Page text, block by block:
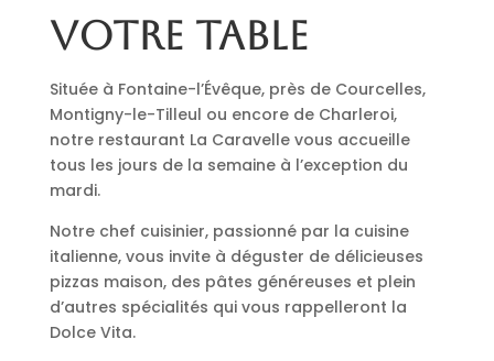
votre table
Située à Fontaine-l’Évêque, près de Courcelles,
Montigny-le-Tilleul ou encore de Charleroi,
notre restaurant La Caravelle vous accueille
tous les jours de la semaine à l’exception du
mardi.
Notre chef cuisinier, passionné par la cuisine
italienne, vous invite à déguster de délicieuses
pizzas maison, des pâtes généreuses et plein
d’autres spécialités qui vous rappelleront la
Dolce Vita.